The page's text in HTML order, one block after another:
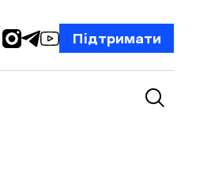
Підтримати